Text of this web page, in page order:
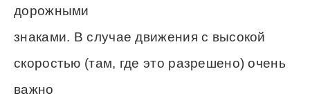
дорожными
знаками. В случае движения с высокой
скоростью (там, где это разрешено) очень
важно